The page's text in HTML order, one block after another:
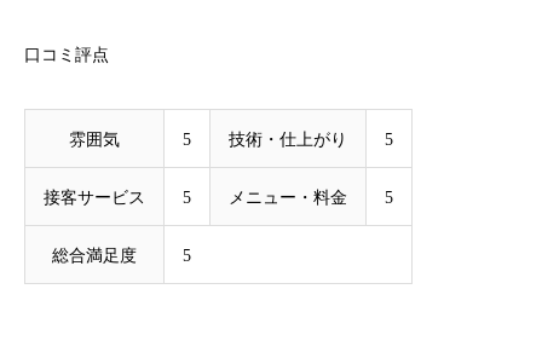
口コミ評点
雰囲気 5 技術・仕上がり 5
接客サービス 5 メニュー・料金 5
総合満足度 5